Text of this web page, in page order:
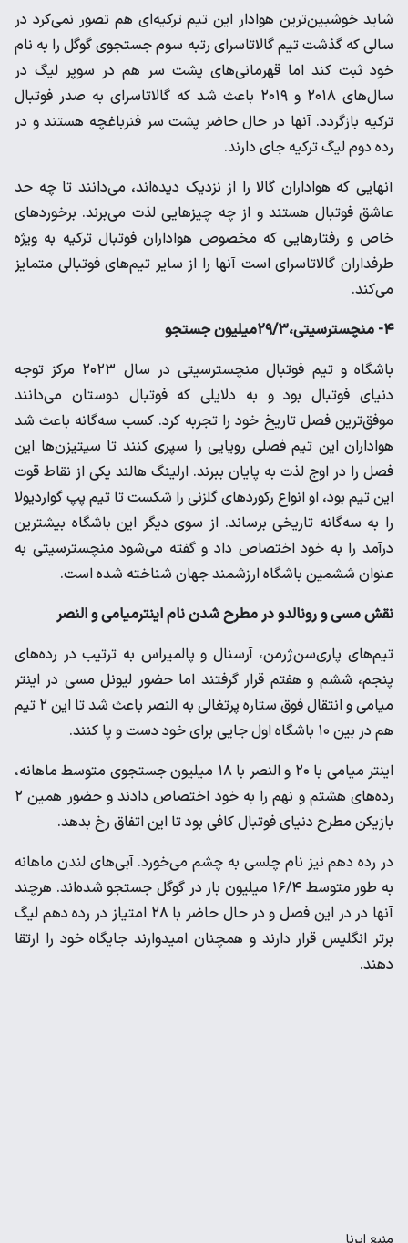
شاید خوشبین‌ترین هوادار این تیم ترکیه‌ای هم تصور نمی‌کرد در
سالی که گذشت تیم گالاتاسرای رتبه سوم جستجوی گوگل را به نام
خود ثبت کند اما قهرمانی‌های پشت سر هم در سوپر لیگ در
سال‌های ۲۰۱۸ و ۲۰۱۹ باعث شد که گالاتاسرای به صدر فوتبال
ترکیه بازگردد. آنها در حال حاضر پشت سر فنرباغچه هستند و در
رده دوم لیگ ترکیه جای دارند.
آنهایی که هواداران گالا را از نزدیک دیده‌اند، می‌دانند تا چه حد
عاشق فوتبال هستند و از چه چیزهایی لذت می‌برند. برخوردهای
خاص و رفتارهایی که مخصوص هواداران فوتبال ترکیه به ویژه
طرفداران گالاتاسرای است آنها را از سایر تیم‌های فوتبالی متمایز
می‌کند.
۴- منچسترسیتی،‌۲۹/۳میلیون جستجو
باشگاه و تیم فوتبال منچسترسیتی در سال ۲۰۲۳ مرکز توجه
دنیای فوتبال بود و به دلایلی که فوتبال دوستان می‌دانند
موفق‌ترین فصل تاریخ خود را تجربه کرد. کسب سه‌گانه باعث شد
هواداران این تیم فصلی رویایی را سپری کنند تا سیتیزن‌ها این
فصل را در اوج لذت به پایان ببرند. ارلینگ هالند یکی از نقاط قوت
این تیم بود، او انواع رکوردهای گلزنی را شکست تا تیم پپ گواردیولا
را به سه‌گانه تاریخی برساند. از سوی دیگر این باشگاه بیشترین
درآمد را به خود اختصاص داد و گفته می‌شود منچسترسیتی به
عنوان ششمین باشگاه ارزشمند جهان شناخته شده است.
نقش مسی و رونالدو در مطرح شدن نام اینترمیامی و النصر
تیم‌های پاری‌سن‌ژرمن، آرسنال و پالمیراس به ترتیب در رده‌های
پنجم، ششم و هفتم قرار گرفتند اما حضور لیونل مسی در اینتر
میامی و انتقال فوق ستاره پرتغالی به النصر باعث شد تا این ۲ تیم
هم در بین ۱۰ باشگاه اول جایی برای خود دست و پا کنند.
اینتر میامی با ۲۰ و النصر با ۱۸ میلیون جستجوی متوسط ماهانه،
رده‌های هشتم و نهم را به خود اختصاص دادند و حضور همین ۲
بازیکن مطرح دنیای فوتبال کافی بود تا این اتفاق رخ بدهد.
در رده دهم نیز نام چلسی به چشم می‌خورد. آبی‌های لندن ماهانه
به طور متوسط ۱۶/۴ میلیون بار در گوگل جستجو شده‌اند. هرچند
آنها در در این فصل و در حال حاضر با ۲۸ امتیاز در رده دهم لیگ
برتر انگلیس قرار دارند و همچنان امیدوارند جایگاه خود را ارتقا
دهند.